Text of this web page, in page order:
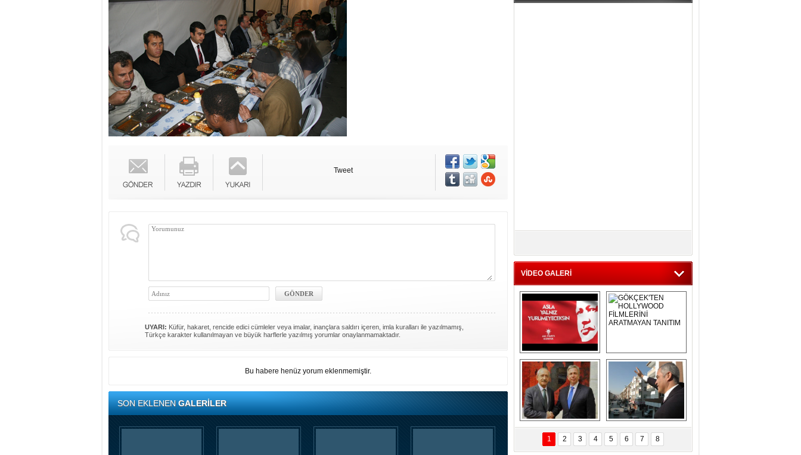
Tweet
UYARI: Küfür, hakaret, rencide edici cümleler veya imalar, inançlara saldırı içeren, imla kuralları ile yazılmamış,
Türkçe karakter kullanılmayan ve büyük harflerle yazılmış yorumlar onaylanmamaktadır.
Bu habere henüz yorum eklenmemiştir.
SON EKLENENGALERİLER
VİDEO GALERİ
Asla Yalnız
Yürümeyeceksin
Uzun Adam
GÖKÇEK'TEN
HOLLYWOOD
FİLMLERİNİ
ARATMAYAN
TANITIM
DAL İÇERİ ZÜBÜK!
ERCAN ŞİMŞEK
GÖLBAŞI'NDA
KASIRGA ETKİSİ
YARATTI !
1 2 3 4 5 6 7 8